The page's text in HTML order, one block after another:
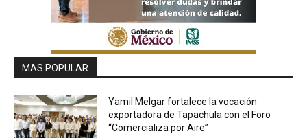
MAS POPULAR
Yamil Melgar fortalece la vocación
exportadora de Tapachula con el Foro
“Comercializa por Aire”